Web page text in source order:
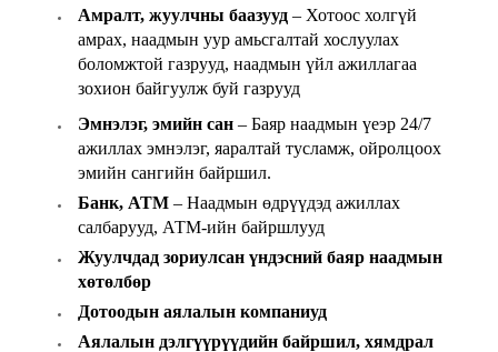
Амралт, жуулчны баазууд – Хотоос холгүй
амрах, наадмын уур амьсгалтай хослуулах
боломжтой газрууд, наадмын үйл ажиллагаа
зохион байгуулж буй газрууд
Эмнэлэг, эмийн сан – Баяр наадмын үеэр 24/7
ажиллах эмнэлэг, яаралтай тусламж, ойролцоох
эмийн сангийн байршил.
Банк, ATM – Наадмын өдрүүдэд ажиллах
салбарууд, АТМ-ийн байршлууд
Жуулчдад зориулсан үндэсний баяр наадмын
хөтөлбөр
Дотоодын аялалын компаниуд
Аялалын дэлгүүрүүдийн байршил, хямдрал